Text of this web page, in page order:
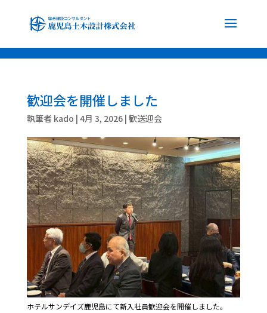
歓迎会を開催しました
執筆者 kado | 4月 3, 2026| 歓送迎会
ホテルサンデイズ鹿児島にて新入社員歓迎会を開催しました。